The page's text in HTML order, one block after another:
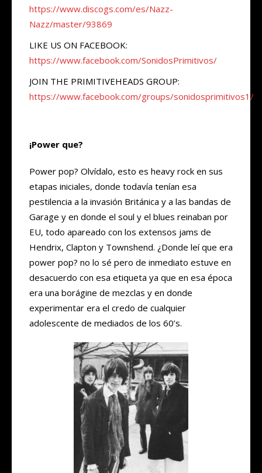
https://www.discogs.com/es/Nazz-
Nazz/master/93869
LIKE US ON FACEBOOK:
https://www.facebook.com/SonidosPrimitivos/
JOIN THE PRIMITIVEHEADS GROUP:
https://www.facebook.com/groups/sonidosprimitivos1/
¡Power que?
Power pop? Olvídalo, esto es heavy rock en sus
etapas iniciales, donde todavía tenían esa
pestilencia a la invasión Británica y a las bandas de
Garage y en donde el soul y el blues reinaban por
EU, todo apareado con los extensos jams de
Hendrix, Clapton y Townshend. ¿Donde leí que era
power pop? no lo sé pero de inmediato estuve en
desacuerdo con esa etiqueta ya que en esa época
era una borágine de mezclas y en donde
experimentar era el credo de cualquier
adolescente de mediados de los 60’s.